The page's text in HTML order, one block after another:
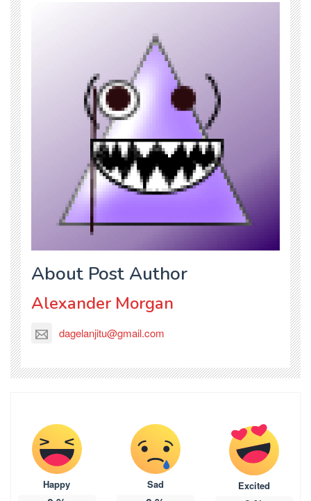
About Post Author
Alexander Morgan
dagelanjitu@gmail.com
Happy Sad Excited